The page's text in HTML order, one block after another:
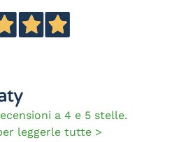
a 4 e 5 stelle.
leggerle tutte >